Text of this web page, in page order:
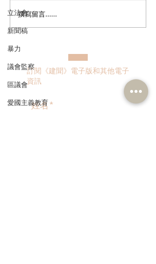
立法會
新聞稿
暴力
議會監察
區議會
愛國主義教育
多了解、規律生活、保持
社交，有助改善「長新
撰寫留言......
訂閱《建聞》電子版和其他電子
資訊